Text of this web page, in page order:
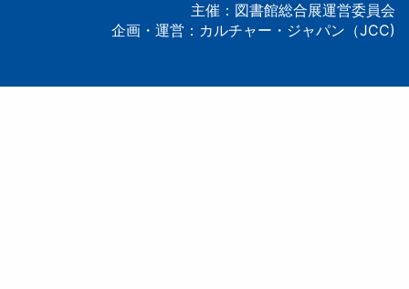
主催：図書館総合展運営委員会
企画・運営：カルチャー・ジャパン（JCC)